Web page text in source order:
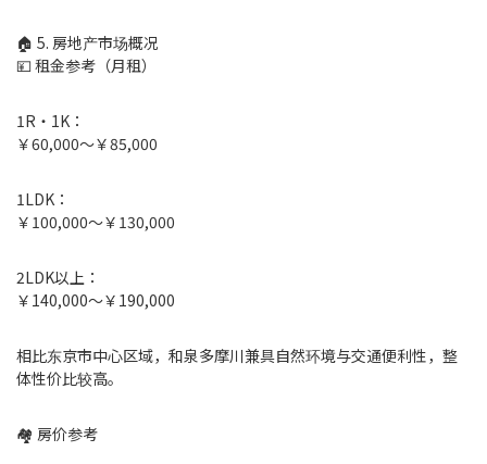
🏠 5. 房地产市场概况
💴 租金参考（月租）
1R・1K：
￥60,000～￥85,000
1LDK：
￥100,000～￥130,000
2LDK以上：
￥140,000～￥190,000
相比东京市中心区域，和泉多摩川兼具自然环境与交通便利性，整
体性价比较高。
🏘 房价参考